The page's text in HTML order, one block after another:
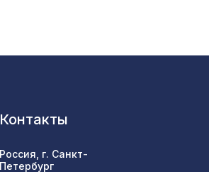
Контакты
Россия, г. Санкт-
Петербург